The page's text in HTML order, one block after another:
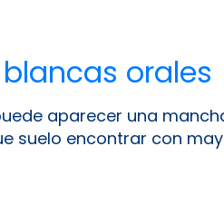
orales
aparecer una
suelo encontrar con